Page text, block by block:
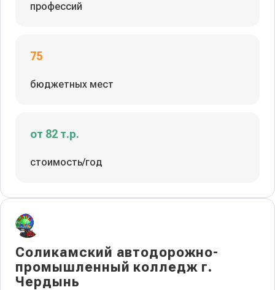
профессий
75
бюджетных мест
от 82 т.р.
стоимость/год
Соликамский автодорожно-
промышленный колледж г.
Чердынь